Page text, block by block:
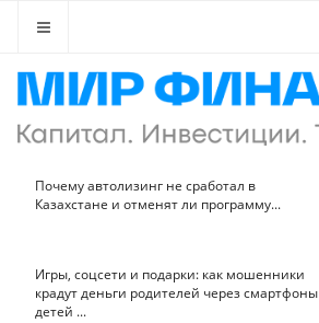
Почему автолизинг не сработал в
Казахстане и отменят ли программу...
Игры, соцсети и подарки: как мошенники
крадут деньги родителей через смартфоны
детей ...